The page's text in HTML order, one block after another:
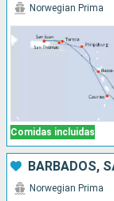
Comidas incluidas
Norwegian Prima
Norwegian Prima